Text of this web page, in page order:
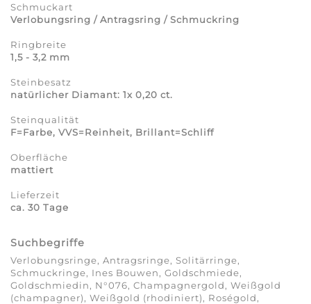
Schmuckart
Verlobungsring / Antragsring / Schmuckring
Ringbreite
1,5 - 3,2 mm
Steinbesatz
natürlicher Diamant: 1x 0,20 ct.
Steinqualität
F=Farbe, VVS=Reinheit, Brillant=Schliff
Oberfläche
mattiert
Lieferzeit
ca. 30 Tage
Suchbegriffe
Verlobungsringe, Antragsringe, Solitärringe,
Schmuckringe, Ines Bouwen, Goldschmiede,
Goldschmiedin, N°076, Champagnergold, Weißgold
(champagner), Weißgold (rhodiniert), Roségold,